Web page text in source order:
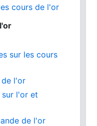
cours de l'or
sur les cours
de l'or
l'or et
de l'or